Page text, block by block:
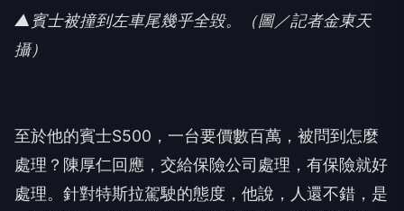
▲賓士被撞到左車尾幾乎全毀。（圖／記者金東天
攝）
至於他的賓士S500，一台要價數百萬，被問到怎麼
處理？陳厚仁回應，交給保險公司處理，有保險就好
處理。針對特斯拉駕駛的態度，他說，人還不錯，是